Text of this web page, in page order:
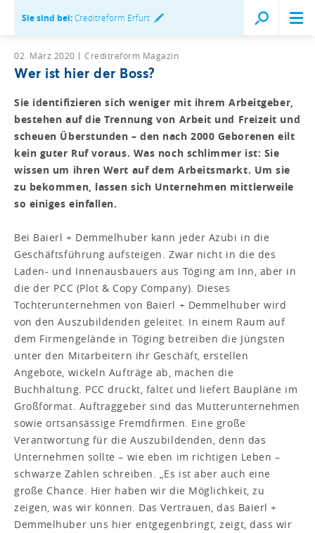
Sie sind bei:Creditreform Erfurt
02. März 2020 Creditreform Magazin
Wer ist hier der Boss?
Sie identifizieren sich weniger mit ihrem Arbeitgeber,
bestehen auf die Trennung von Arbeit und Freizeit und
scheuen Überstunden – den nach 2000 Geborenen eilt
kein guter Ruf voraus. Was noch schlimmer ist: Sie
wissen um ihren Wert auf dem Arbeitsmarkt. Um sie
zu bekommen, lassen sich Unternehmen mittlerweile
so einiges einfallen.
Bei Baierl + Demmelhuber kann jeder Azubi in die
Geschäftsführung aufsteigen. Zwar nicht in die des
Laden- und Innenausbauers aus Töging am Inn, aber in
die der PCC (Plot & Copy Company). Dieses
Tochterunternehmen von Baierl + Demmelhuber wird
von den Auszubildenden geleitet. In einem Raum auf
dem Firmengelände in Töging betreiben die Jüngsten
unter den Mitarbeitern ihr Geschäft, erstellen
Angebote, wickeln Aufträge ab, machen die
Buchhaltung. PCC druckt, faltet und liefert Baupläne im
Großformat. Auftraggeber sind das Mutterunternehmen
sowie ortsansässige Fremdfirmen. Eine große
Verantwortung für die Auszubildenden, denn das
Unternehmen sollte – wie eben im richtigen Leben –
schwarze Zahlen schreiben. „Es ist aber auch eine
große Chance. Hier haben wir die Möglichkeit, zu
zeigen, was wir können. Das Vertrauen, das Baierl +
Demmelhuber uns hier entgegenbringt, zeigt, dass wir